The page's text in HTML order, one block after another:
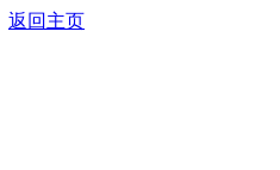
返回主页